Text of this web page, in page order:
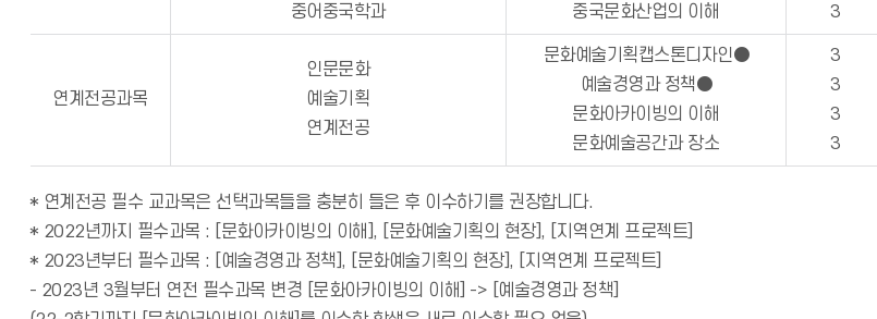
중어중국학과 중국문화산업의 이해 3
연계전공과목
인문문화
예술기획
연계전공
문화예술기획캡스톤디자인●
예술경영과 정책●
문화아카이빙의 이해
문화예술공간과 장소
3
3
3
3
* 연계전공 필수 교과목은 선택과목들을 충분히 들은 후 이수하기를 권장합니다.
* 2022년까지 필수과목 : [문화아카이빙의 이해], [문화예술기획의 현장], [지역연계 프로젝트]
* 2023년부터 필수과목 : [예술경영과 정책], [문화예술기획의 현장], [지역연계 프로젝트]
- 2023년 3월부터 연전 필수과목 변경 [문화아카이빙의 이해] -> [예술경영과 정책]